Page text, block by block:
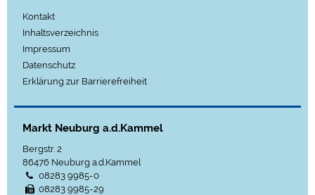
Kontakt
Inhaltsverzeichnis
Impressum
Datenschutz
Erklärung zur Barrierefreiheit
Markt Neuburg a.d.Kammel
Bergstr. 2
86476 Neuburg a.d.Kammel
08283 9985-0
08283 9985-29